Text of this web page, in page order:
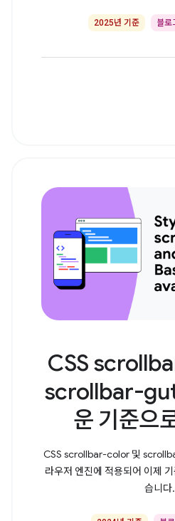
2025년 기준 블로
CSS
scrollbar-
운 기준으
CSS scrollbar-color 및
라우저 엔진에 적용되어 이제
습니다.